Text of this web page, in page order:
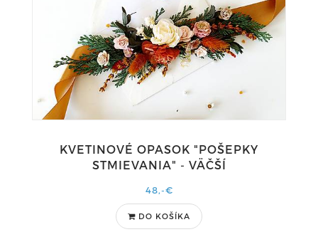
KVETINOVÉ OPASOK "POŠEPKY
STMIEVANIA" - VÄČŠÍ
48,-€
DO KOŠÍKA